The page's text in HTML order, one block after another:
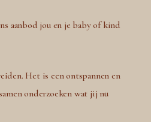
aanbod jou en je baby of kind
Het is een ontspannen en
onderzoeken wat jij nu